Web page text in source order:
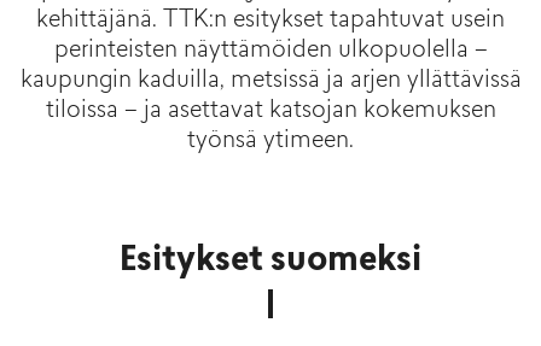
kehittäjänä. TTK:n esitykset tapahtuvat usein
perinteisten näyttämöiden ulkopuolella –
kaupungin kaduilla, metsissä ja arjen yllättävissä
tiloissa – ja asettavat katsojan kokemuksen
työnsä ytimeen.
Esitykset suomeksi